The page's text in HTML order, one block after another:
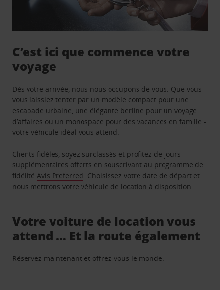
C’est ici que commence votre
voyage
Dès votre arrivée, nous nous occupons de vous. Que vous
vous laissiez tenter par un modèle compact pour une
escapade urbaine, une élégante berline pour un voyage
d’affaires ou un monospace pour des vacances en famille -
votre véhicule idéal vous attend.
Clients fidèles, soyez surclassés et profitez de jours
supplémentaires offerts en souscrivant au programme de
fidélitéAvis Preferred. Choisissez votre date de départ et
nous mettrons votre véhicule de location à disposition.
Votre voiture de location vous
attend … Et la route également
Réservez maintenant et offrez-vous le monde.